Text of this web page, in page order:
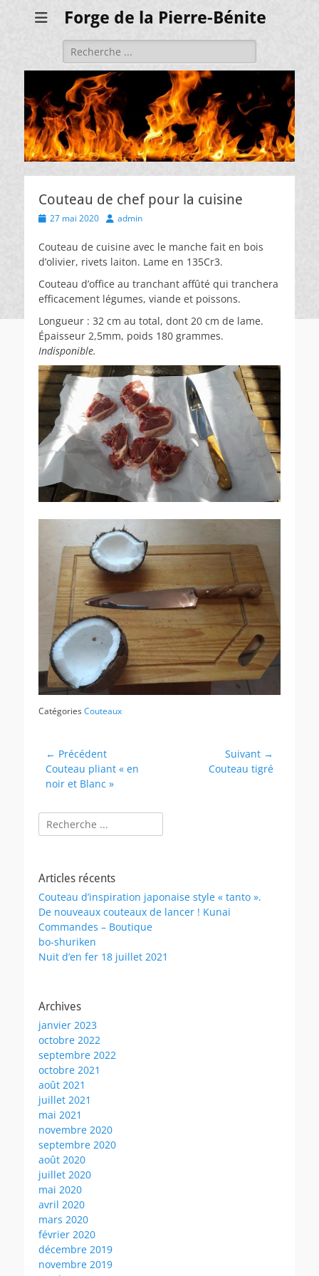
Forge de la Pierre-Bénite
Rechercher :
Couteau de chef pour la cuisine
Posted
27 mai 2020 Author
admin
Couteau de cuisine avec le manche fait en bois
d’olivier, rivets laiton. Lame en 135Cr3.
Couteau d’office au tranchant affûté qui tranchera
efficacement légumes, viande et poissons.
Longueur : 32 cm au total, dont 20 cm de lame.
Épaisseur 2,5mm, poids 180 grammes.
Indisponible.
CatégoriesCouteaux
Navigation
de
l’article
← Précédent
Article
précédent :
Couteau pliant « en
noir et Blanc »
Suivant →
Couteau tigré
Rechercher :
Articles récents
Couteau d’inspiration japonaise style « tanto ».
De nouveaux couteaux de lancer ! Kunai
Commandes – Boutique
bo-shuriken
Nuit d’en fer 18 juillet 2021
Archives
janvier 2023
octobre 2022
septembre 2022
octobre 2021
août 2021
juillet 2021
mai 2021
novembre 2020
septembre 2020
août 2020
juillet 2020
mai 2020
avril 2020
mars 2020
février 2020
décembre 2019
novembre 2019